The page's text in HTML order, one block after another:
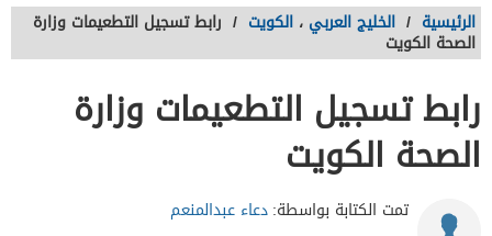
الرئيسية / الخليج العربي ، الكويت / رابط تسجيل التطعيمات وزارة
الصحة الكويت
رابط تسجيل التطعيمات وزارة
الصحة الكويت
تمت الكتابة بواسطة:دعاء عبدالمنعم